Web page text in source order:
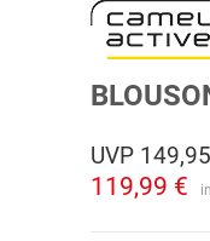
UVP
119,99 €